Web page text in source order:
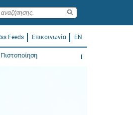
Feeds Επικοινωνία EN
Πιστοποίηση